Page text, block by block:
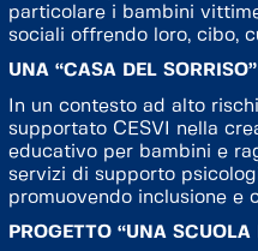
particolare i bambini
sociali offrendo loro, cibo,
UNA “CASA DEL
In un contesto ad alto
supportato CESVI nella
educativo per bambini e
servizi di supporto
promuovendo inclusione e
PROGETTO “UNA SCUOLA